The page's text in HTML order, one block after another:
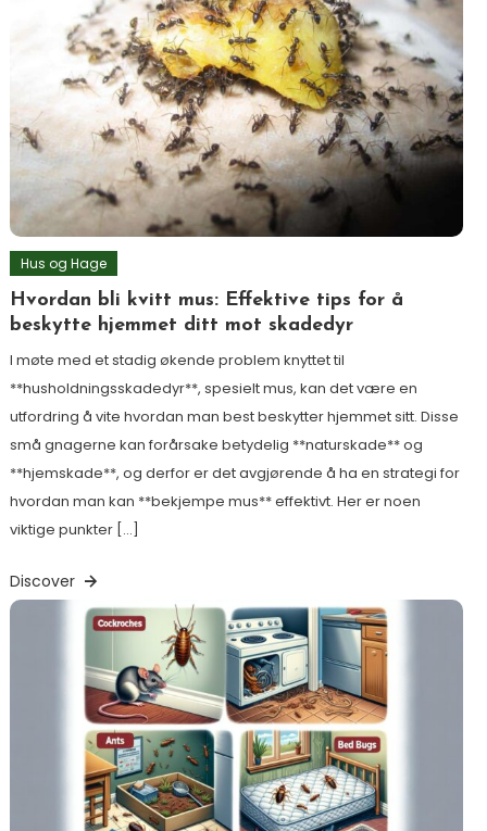
Hus og Hage
Hvordan bli kvitt mus: Effektive tips for å
beskytte hjemmet ditt mot skadedyr
I møte med et stadig økende problem knyttet til
**husholdningsskadedyr**, spesielt mus, kan det være en
utfordring å vite hvordan man best beskytter hjemmet sitt. Disse
små gnagerne kan forårsake betydelig **naturskade** og
**hjemskade**, og derfor er det avgjørende å ha en strategi for
hvordan man kan **bekjempe mus** effektivt. Her er noen
viktige punkter […]
Discover